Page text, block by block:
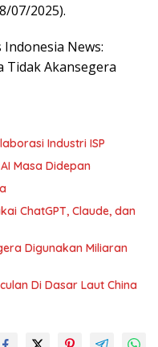
07/2025).
News:
Tidak Akansegera
Industri ISP
Masa Didepan
ChatGPT, Claude, dan
Digunakan Miliaran
Di Dasar Laut China